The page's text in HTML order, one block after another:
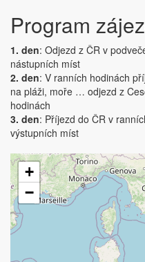
Program
1. den: Odjezd z ČR v
nástupních míst
2. den: V ranních hodinách
na pláži, moře … odjezd z
hodinách
3. den: Příjezd do ČR v
výstupních míst
+
−